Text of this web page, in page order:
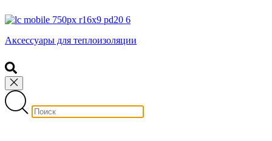
Аксессуары для теплоизоляции